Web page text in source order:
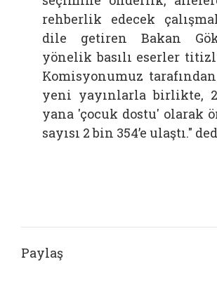
rehberlik edecek
dile getiren Bakan
yönelik basılı eserler
Komisyonumuz
yeni yayınlarla birlikte,
yana 'çocuk dostu' olarak
sayısı 2 bin 354’e ulaştı."
Paylaş